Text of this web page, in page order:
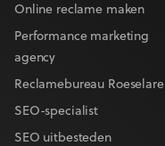
Online reclame maken
Performance marketing
agency
Reclamebureau Roeselare
SEO-specialist
SEO uitbesteden